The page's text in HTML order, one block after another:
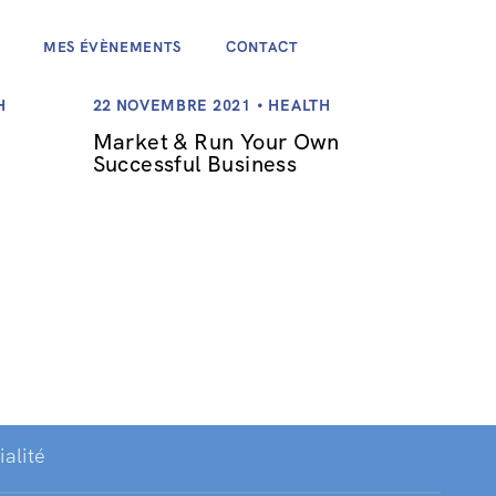
MES ÉVÈNEMENTS CONTACT
22 NOVEMBRE 2021 HEALTH
Market & Run Your Own
Successful Business